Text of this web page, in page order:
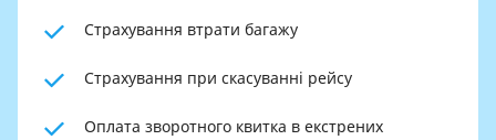
Страхування втрати багажу
Страхування при скасуванні рейсу
Оплата зворотного квитка в екстрених